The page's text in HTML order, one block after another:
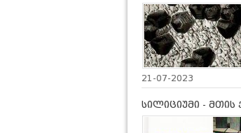
21-07-2023
სილიციუმი - მთის